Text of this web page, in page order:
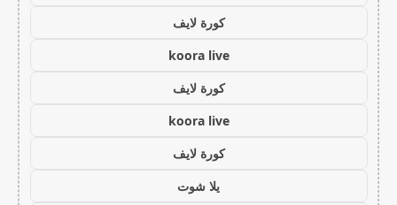
كورة لايف
koora live
كورة لايف
koora live
كورة لايف
يلا شوت